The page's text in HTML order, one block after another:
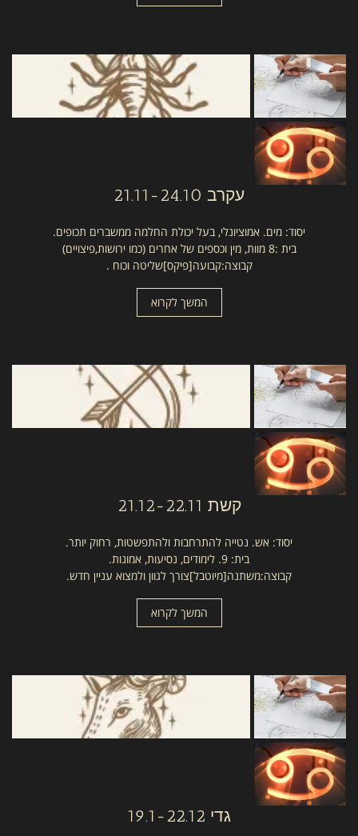
עקרב 21.11-24.10
יסוד: מים. אמוציונלי, בעל יכולת החלמה ממשברים תכופים.
בית :8 מוות, מין וכספים של אחרים (כמו ירושות,פיצויים)
קבוצה:קבועה[פיקס]שליטה וכוח .
המשך לקרוא
קשת 21.12-22.11
יסוד: אש. נטייה להתרחבות ולהתפשטות, רחוק יותר.
בית: 9. לימודים, נסיעות, אמונות.
קבוצה:משתנה[מיוטבל]צורך לגוון ולמצוא עניין חדש.
המשך לקרוא
גדי 19.1-22.12